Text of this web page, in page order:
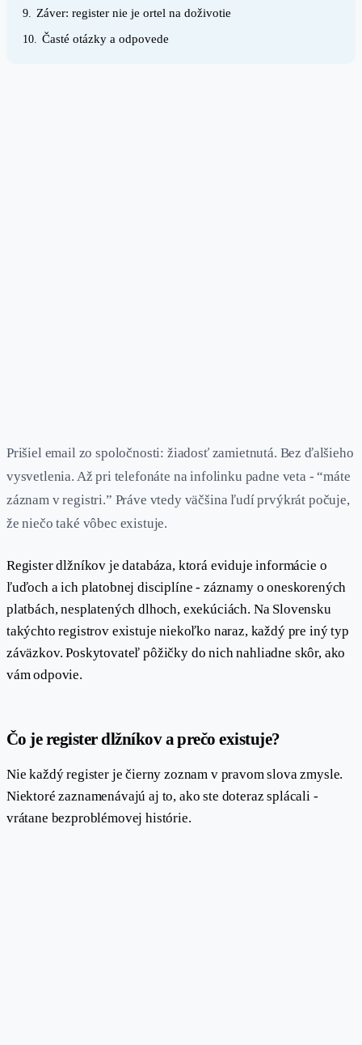
9. Záver: register nie je ortel na doživotie
10. Časté otázky a odpovede
Prišiel email zo spoločnosti: žiadosť zamietnutá. Bez ďalšieho
vysvetlenia. Až pri telefonáte na infolinku padne veta - “máte
záznam v registri.” Práve vtedy väčšina ľudí prvýkrát počuje,
že niečo také vôbec existuje.
Register dlžníkov je databáza, ktorá eviduje informácie o
ľuďoch a ich platobnej disciplíne - záznamy o oneskorených
platbách, nesplatených dlhoch, exekúciách. Na Slovensku
takýchto registrov existuje niekoľko naraz, každý pre iný typ
záväzkov. Poskytovateľ pôžičky do nich nahliadne skôr, ako
vám odpovie.
Čo je register dlžníkov a prečo existuje?
Nie každý register je čierny zoznam v pravom slova zmysle.
Niektoré zaznamenávajú aj to, ako ste doteraz splácali -
vrátane bezproblémovej histórie.